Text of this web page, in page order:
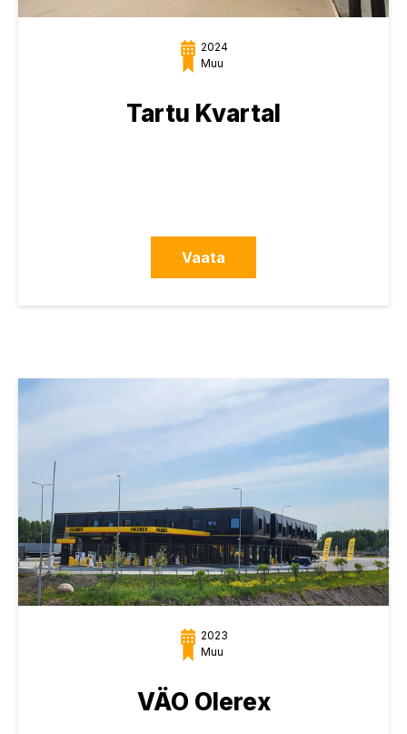
2024
Muu
Tartu Kvartal
Vaata
2023
Muu
VÄO Olerex